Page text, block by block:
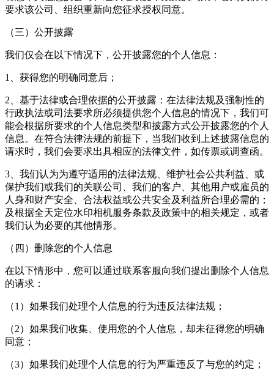
要求该公司、组织重新向您征求授权同意。
（三）公开披露
我们仅会在以下情况下，公开披露您的个人信息：
1、获得您的明确同意后；
2、基于法律或合理依据的公开披露：在法律法规及强制性的
行政执法或司法要求所必须提供您个人信息的情况下，我们可
能会根据所要求的个人信息类型和披露方式公开披露您的个人
信息。在符合法律法规的前提下，当我们收到上述披露信息的
请求时，我们会要求出具相应的法律文件，如传票或调查函。
3、我们认为为遵守适用的法律法规、维护社会公共利益、或
保护我们或我们的关联公司、我们的客户、其他用户或雇员的
人身和财产安全、合法权益或公共安全及利益所合理必需的；
及根据全天定位水印相机服务条款及政策中的相关规定，或者
我们认为必要的其他情形。
（四）删除您的个人信息
在以下情形中，您可以通过联系客服向我们提出删除个人信息
的请求：
（1）如果我们处理个人信息的行为违反法律法规；
（2）如果我们收集、使用您的个人信息，却未征得您的明确
同意；
（3）如果我们处理个人信息的行为严重违反了与您的约定；